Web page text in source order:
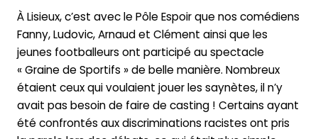
À Lisieux, c’est avec le Pôle Espoir que nos comédiens
Fanny, Ludovic, Arnaud et Clément ainsi que les
jeunes footballeurs ont participé au spectacle
« Graine de Sportifs » de belle manière. Nombreux
étaient ceux qui voulaient jouer les saynètes, il n’y
avait pas besoin de faire de casting ! Certains ayant
été confrontés aux discriminations racistes ont pris